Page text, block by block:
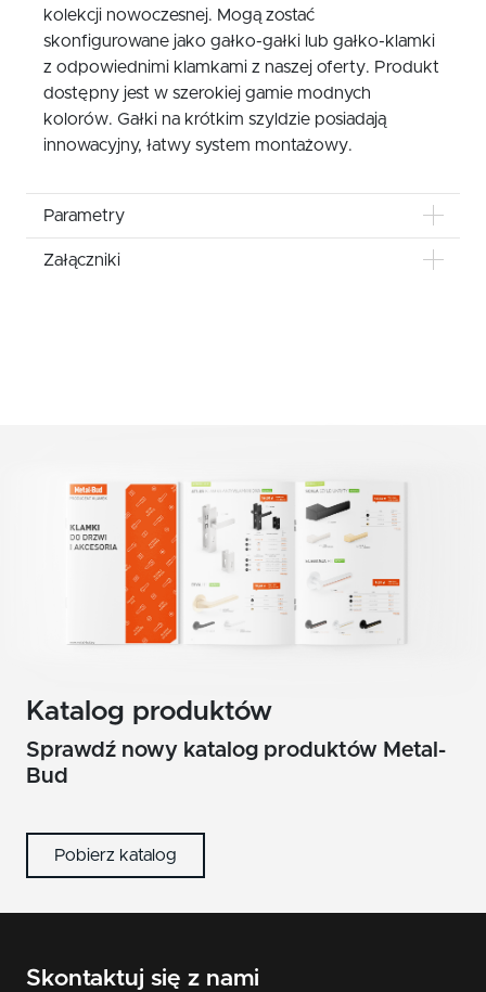
kolekcji nowoczesnej. Mogą zostać
skonfigurowane jako gałko-gałki lub gałko-klamki
z odpowiednimi klamkami z naszej oferty. Produkt
dostępny jest w szerokiej gamie modnych
kolorów. Gałki na krótkim szyldzie posiadają
innowacyjny, łatwy system montażowy.
Parametry
ZnAl/Aluminium
Załączniki
Katalog produktów
Sprawdź nowy katalog produktów Metal-
Bud
Pobierz katalog
Skontaktuj się z nami